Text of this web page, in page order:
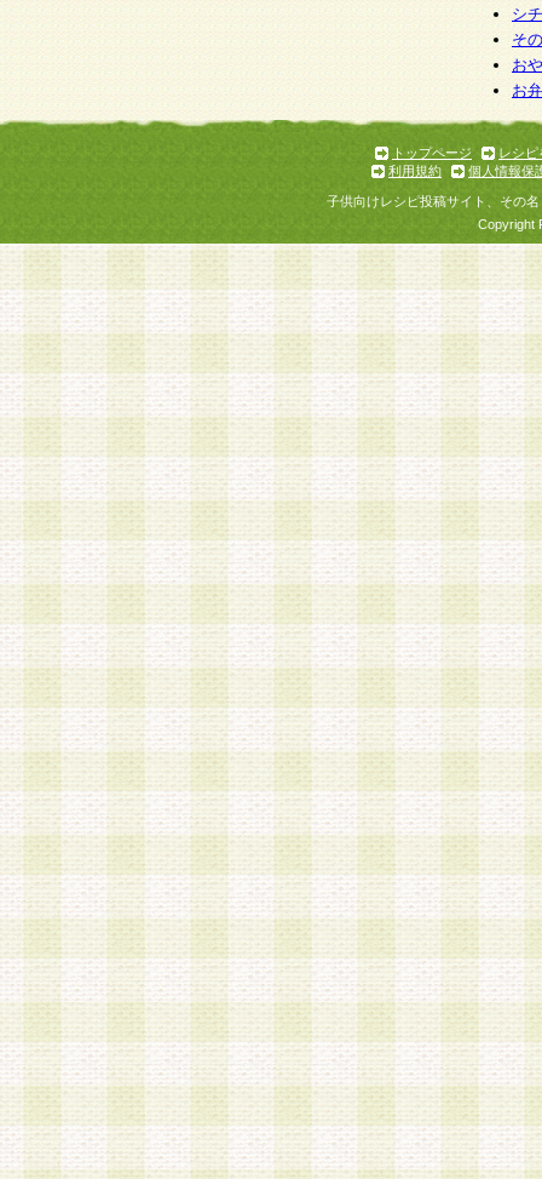
シ
そ
お
お
トップページ
レシピ
利用規約
個人情報保
子供向けレシピ投稿サイト、その
Copyright